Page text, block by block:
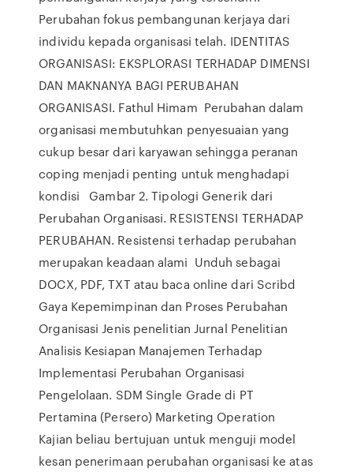
Perubahan fokus pembangunan kerjaya dari
individu kepada organisasi telah. IDENTITAS
ORGANISASI: EKSPLORASI TERHADAP DIMENSI
DAN MAKNANYA BAGI PERUBAHAN
ORGANISASI. Fathul Himam Perubahan dalam
organisasi membutuhkan penyesuaian yang
cukup besar dari karyawan sehingga peranan
coping menjadi penting untuk menghadapi
kondisi Gambar 2. Tipologi Generik dari
Perubahan Organisasi. RESISTENSI TERHADAP
PERUBAHAN. Resistensi terhadap perubahan
merupakan keadaan alami Unduh sebagai
DOCX, PDF, TXT atau baca online dari Scribd
Gaya Kepemimpinan dan Proses Perubahan
Organisasi Jenis penelitian Jurnal Penelitian
Analisis Kesiapan Manajemen Terhadap
Implementasi Perubahan Organisasi
Pengelolaan. SDM Single Grade di PT
Pertamina (Persero) Marketing Operation
Kajian beliau bertujuan untuk menguji model
kesan penerimaan perubahan organisasi ke atas